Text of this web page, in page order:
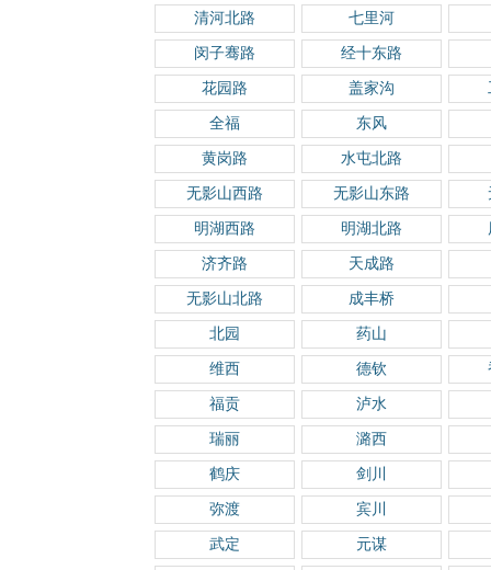
清河北路 七里河
闵子骞路 经十东路
花园路 盖家沟
全福 东风
黄岗路 水屯北路
无影山西路 无影山东路
明湖西路 明湖北路
济齐路 天成路
无影山北路 成丰桥
北园 药山
维西 德钦
福贡 泸水
瑞丽 潞西
鹤庆 剑川
弥渡 宾川
武定 元谋